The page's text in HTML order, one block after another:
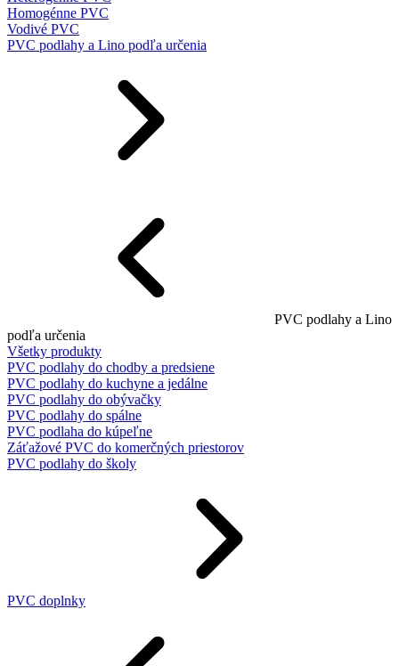
Homogénne PVC
Vodivé PVC
PVC podlahy a Lino podľa určenia
PVC podlahy a Lino
podľa určenia
Všetky produkty
PVC podlahy do chodby a predsiene
PVC podlahy do kuchyne a jedálne
PVC podlahy do obývačky
PVC podlahy do spálne
PVC podlaha do kúpeľne
Záťažové PVC do komerčných priestorov
PVC podlahy do školy
PVC doplnky